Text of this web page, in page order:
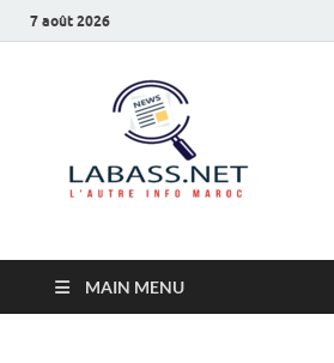
7 août 2026
MAIN MENU